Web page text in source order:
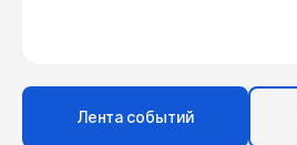
Лента событий